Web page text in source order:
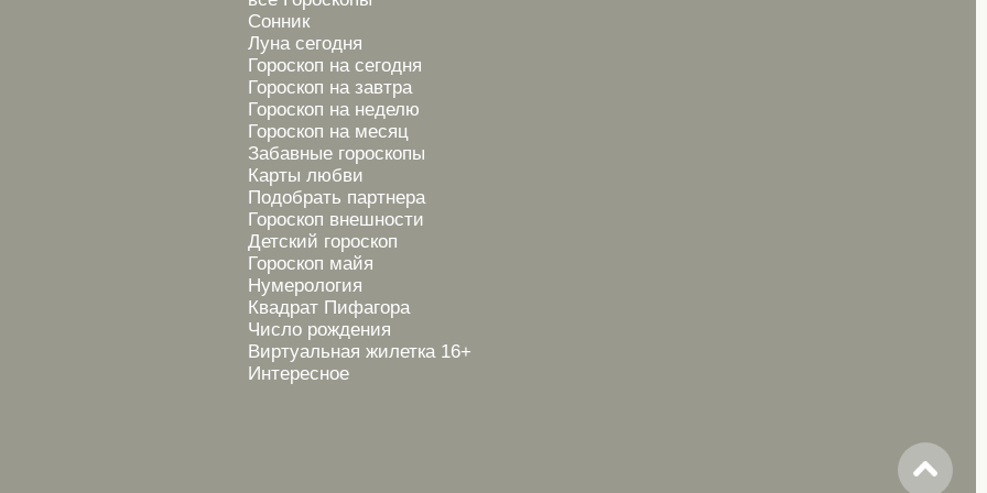
Сонник
Луна сегодня
Гороскоп на сегодня
Гороскоп на завтра
Гороскоп на неделю
Гороскоп на месяц
Забавные гороскопы
Карты любви
Подобрать партнера
Гороскоп внешности
Детский гороскоп
Гороскоп майя
Нумерология
Квадрат Пифагора
Число рождения
Виртуальная жилетка 16+
Интересное